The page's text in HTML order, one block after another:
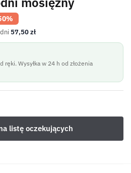
57,50zł
ręki. Wysyłka w 24 h od złożenia